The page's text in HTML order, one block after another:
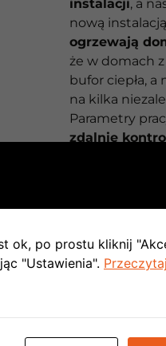
instalacji, a
nową
ogrzewają
że w domach
bufor ciepła,
na kilka
Parametry
zdalnie
ok, po prostu kliknij
"Ustawienia".